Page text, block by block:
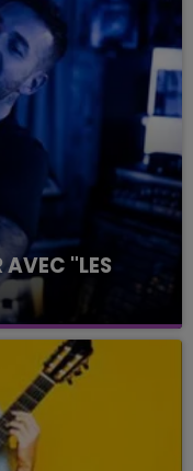
AVEC "LES
retour !